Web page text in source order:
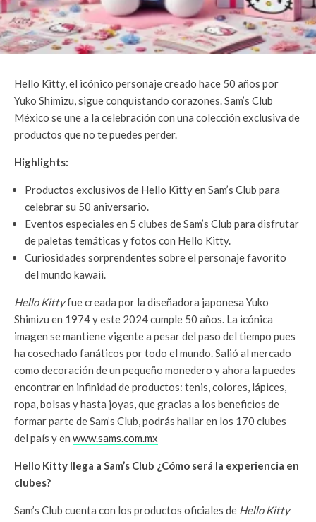
Hello Kitty, el icónico personaje creado hace 50 años por
Yuko Shimizu, sigue conquistando corazones. Sam’s Club
México se une a la celebración con una colección exclusiva de
productos que no te puedes perder.
Highlights:
Productos exclusivos de Hello Kitty en Sam’s Club para
celebrar su 50 aniversario.
Eventos especiales en 5 clubes de Sam’s Club para disfrutar
de paletas temáticas y fotos con Hello Kitty.
Curiosidades sorprendentes sobre el personaje favorito
del mundo kawaii.
Hello Kittyfue creada por la diseñadora japonesa Yuko
Shimizu en 1974 y este 2024 cumple 50 años. La icónica
imagen se mantiene vigente a pesar del paso del tiempo pues
ha cosechado fanáticos por todo el mundo. Salió al mercado
como decoración de un pequeño monedero y ahora la puedes
encontrar en infinidad de productos: tenis, colores, lápices,
ropa, bolsas y hasta joyas, que gracias a los beneficios de
formar parte de Sam’s Club, podrás hallar en los 170 clubes
del país y en www.sams.com.mx
Hello Kitty llega a Sam’s Club ¿Cómo será la experiencia en
clubes?
Sam’s Club cuenta con los productos oficiales de Hello Kitty